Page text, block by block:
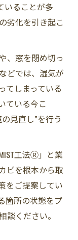
いることが多
劣化を引き起こ
、窓を閉め切っ
どでは、湿気が
てしまっている
ている今こ
見直し”を行う
工法Ⓡ」と業
ビを根本から取
をご提案してい
箇所の状態をプ
談ください。